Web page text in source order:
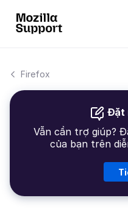
Firefox
Đặt
Vẫn cần trợ giúp?
của bạn trên